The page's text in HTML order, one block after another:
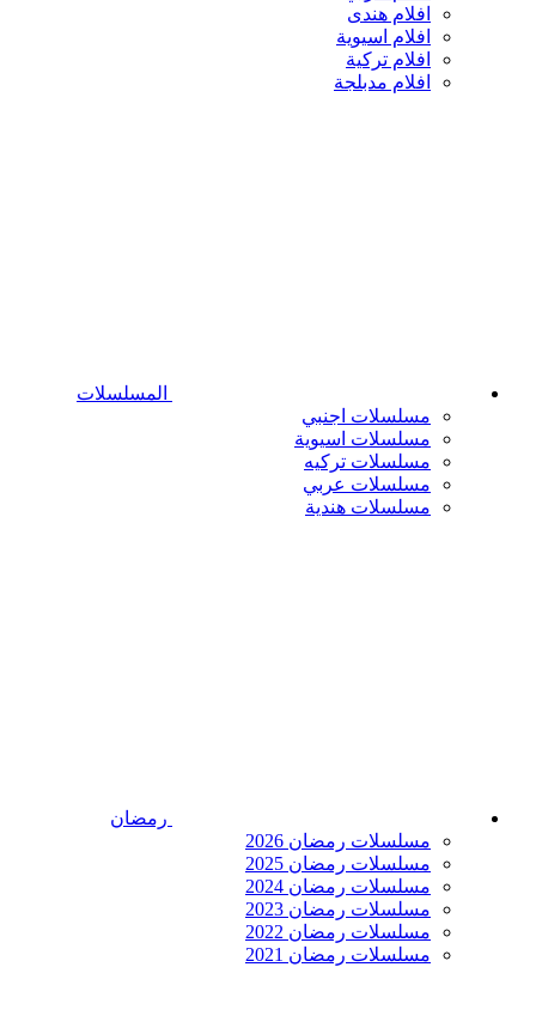
افلام هندى
افلام اسيوية
افلام تركية
افلام مدبلجة
المسلسلات
مسلسلات اجنبي
مسلسلات اسيوية
مسلسلات تركيه
مسلسلات عربي
مسلسلات هندية
رمضان
مسلسلات رمضان 2026
مسلسلات رمضان 2025
مسلسلات رمضان 2024
مسلسلات رمضان 2023
مسلسلات رمضان 2022
مسلسلات رمضان 2021